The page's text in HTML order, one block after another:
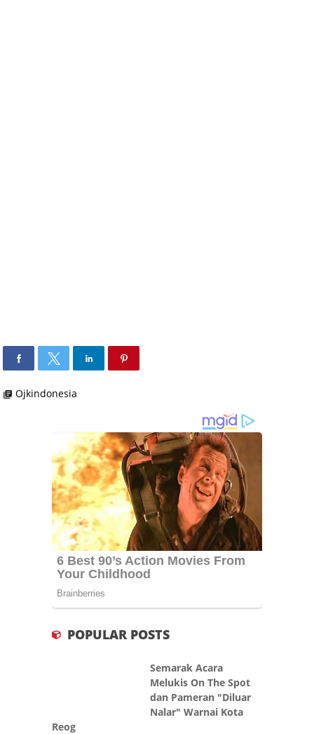
library_books Ojkindonesia
POPULAR POSTS
Semarak Acara
Melukis On The Spot
dan Pameran "Diluar
Nalar" Warnai Kota
Reog